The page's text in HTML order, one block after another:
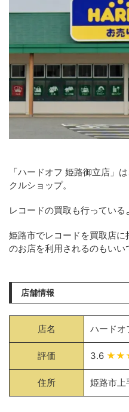
「ハードオフ 姫路御立店」
クルショップ。
レコードの買取も行っている
姫路市でレコードを買取店
のお店を利用されるのもいい
店舗情報
店名 ハードオ
評価 3.6
住所 姫路市上